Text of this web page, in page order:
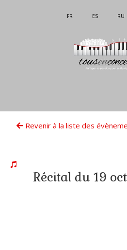
FR ES RU
Revenir à la liste des
Récital du 19